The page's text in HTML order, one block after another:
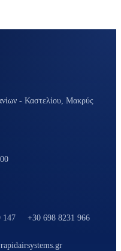
- Καστελίου, Μακρύς
147 +30 698 8231 966